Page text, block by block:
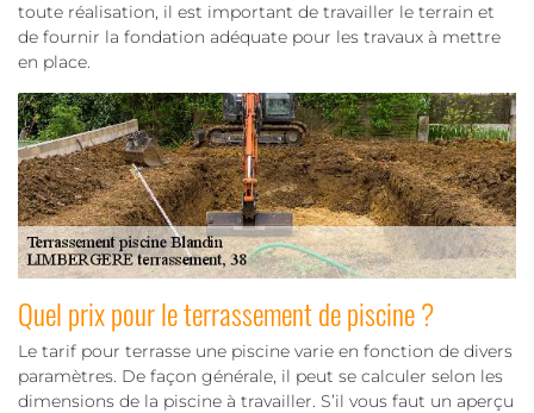
toute réalisation, il est important de travailler le terrain et
de fournir la fondation adéquate pour les travaux à mettre
en place.
Quel prix pour le terrassement de piscine ?
Le tarif pour terrasse une piscine varie en fonction de divers
paramètres. De façon générale, il peut se calculer selon les
dimensions de la piscine à travailler. S’il vous faut un aperçu